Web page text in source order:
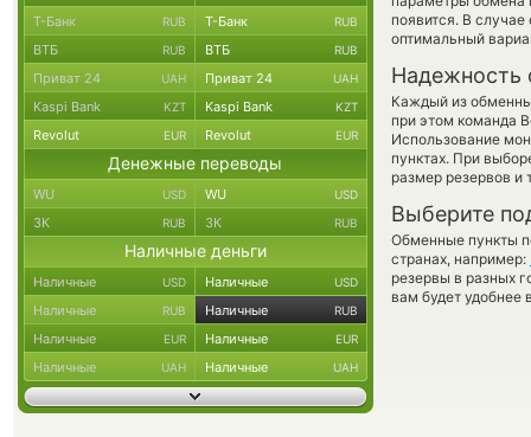
появится. В
оптимальный
Надежность
Каждый из
при этом команда
Использование
пунктах. При
размер резервов и
Выберите
Обменные пункты
странах, например:
резервы в разных
вам будет удобнее
Т-Банк RUB Т-Банк RUB
ВТБ RUB ВТБ RUB
Приват 24 UAH Приват 24 UAH
Kaspi Bank KZT Kaspi Bank KZT
Revolut EUR Revolut EUR
Денежные переводы
WU USD WU USD
ЗК RUB ЗК RUB
Наличные деньги
Наличные USD Наличные USD
Наличные RUB Наличные RUB
Наличные EUR Наличные EUR
Наличные UAH Наличные UAH